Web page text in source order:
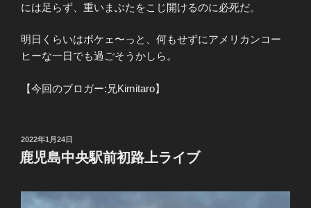
には足らず、重いまぶたをこじ開けるのに必死だ。
明日くらいはボケェ〜っと、何もせずにアメリカンコー
ヒーな一日でも過ごそうかしら。
【今回のブロガー:兄Kimitaro】
投
稿
日:
2022年1月24日
鹿児島中央駅前初路上ライブ